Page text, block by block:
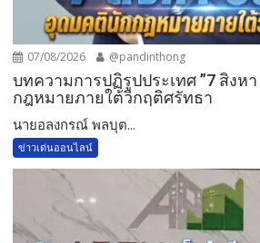
07/08/2026 @pandinthong
บทความการปฏิรูปประเทศ ”7 สิงห
กฎหมายภายใต้วิกฤติศรัทธา
นายอลงกรณ์ พลบุต...
ข่าวเด่นออนไลน์